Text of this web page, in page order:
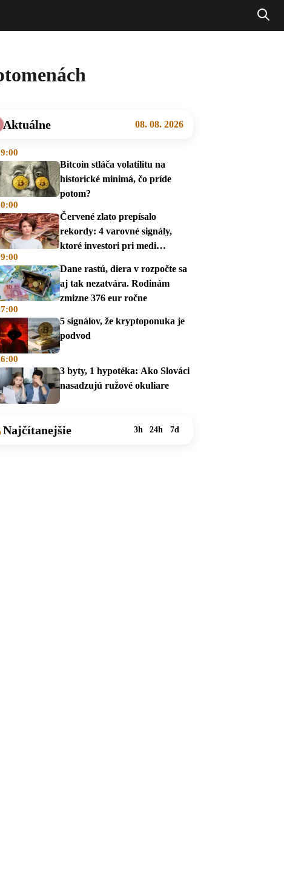
Aktuálne 08. 08. 2026
Bitcoin stláča volatilitu na
historické minimá, čo príde
potom?
Červené zlato prepísalo
rekordy: 4 varovné signály,
ktoré investori pri medi
Dane rastú, diera v rozpočte sa
aj tak nezatvára. Rodinám
zmizne 376 eur ročne
5 signálov, že kryptoponuka je
podvod
3 byty, 1 hypotéka: Ako Slováci
nasadzujú ružové okuliare
Najčítanejšie 3h 24h 7d